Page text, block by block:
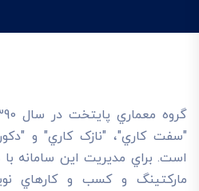
"سفت کاري"، "نازک کاري" و
است. براي مديريت اين سامانه